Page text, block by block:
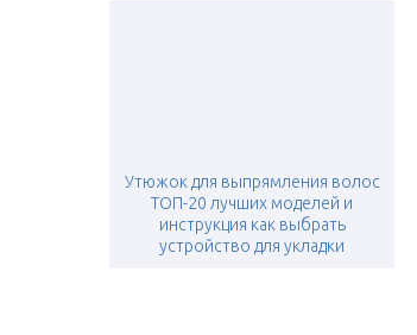
Утюжок для выпрямления волос
ТОП-20 лучших моделей и
инструкция как выбрать
устройство для укладки